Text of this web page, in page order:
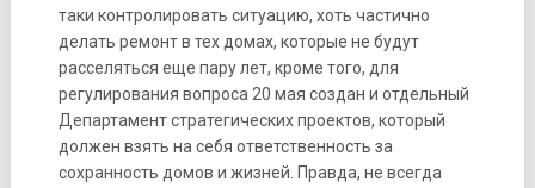
таки контролировать ситуацию, хоть частично
делать ремонт в тех домах, которые не будут
расселяться еще пару лет, кроме того, для
регулирования вопроса 20 мая создан и отдельный
Департамент стратегических проектов, который
должен взять на себя ответственность за
сохранность домов и жизней. Правда, не всегда